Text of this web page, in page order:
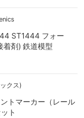
ST1444 フォー
着剤) 鉄道模型
クス)
トマーカー（レール
ト